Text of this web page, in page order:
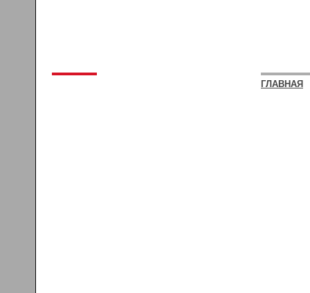
ГЛАВНАЯ